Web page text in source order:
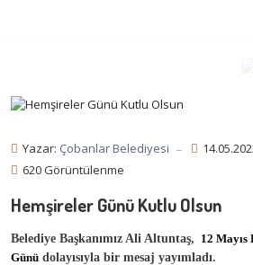
Yazar: Çobanlar Belediyesi
620 Görüntülenme
Hemşireler Günü Kutlu Olsun
Belediye Başkanımız Ali Altuntaş, 12
Günü dolayısıyla bir mesaj yayımladı.